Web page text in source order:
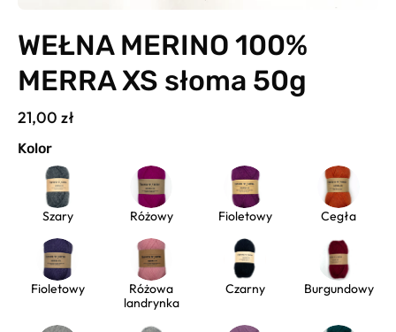
WEŁNA MERINO 100%
MERRA XS słoma 50g
21,00 zł
Kolor
Szary Różowy Fioletowy Cegła
Fioletowy
Różowa
landrynka
Czarny Burgundowy